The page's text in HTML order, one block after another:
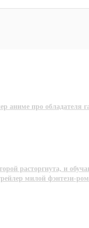
аниме про обладателя
расторгнута, и
милой фэнтези-